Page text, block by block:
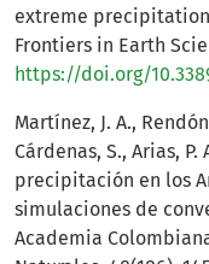
extreme
Frontiers in Earth
https://doi.org/
Martínez, J. A.,
Cárdenas, S., Arias,
precipitación en los
simulaciones de
Academia